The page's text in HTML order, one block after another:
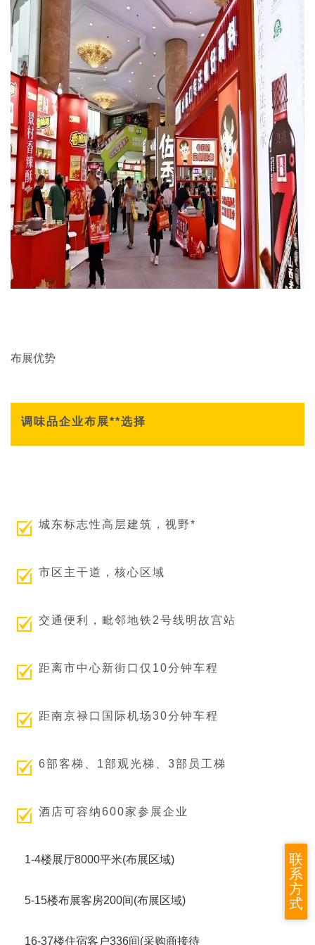
布展优势
调味品企业布展**选择
城东标志性高层建筑，视野*
市区主干道，核心区域
交通便利，毗邻地铁2号线明故宫站
距离市中心新街口仅10分钟车程
距南京禄口国际机场30分钟车程
6部客梯、1部观光梯、3部员工梯
酒店可容纳600家参展企业
1-4楼展厅8000平米(布展区域)
5-15楼布展客房200间(布展区域)
16-37楼住宿客户336间(采购商接待
联
系
方
式